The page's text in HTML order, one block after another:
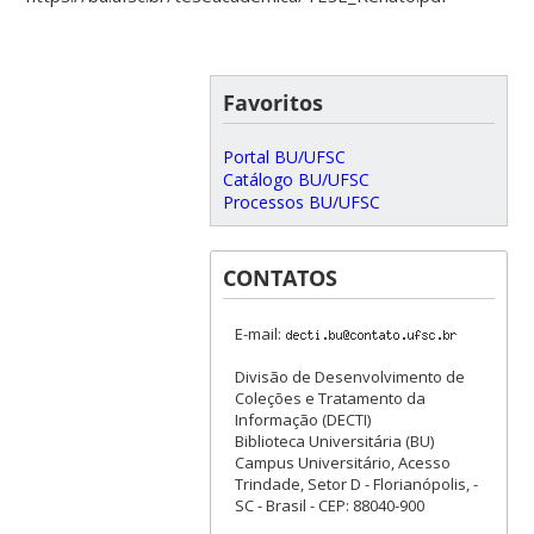
Favoritos
Portal BU/UFSC
Catálogo BU/UFSC
Processos BU/UFSC
CONTATOS
E-mail:
Divisão de Desenvolvimento de
Coleções e Tratamento da
Informação (DECTI)
Biblioteca Universitária (BU)
Campus Universitário, Acesso
Trindade, Setor D - Florianópolis, -
SC - Brasil - CEP: 88040-900